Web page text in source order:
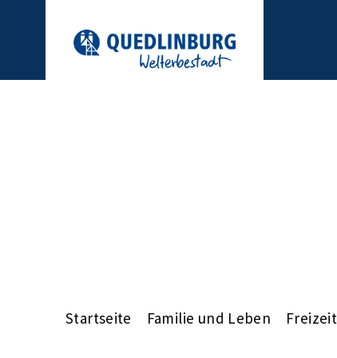
Startseite Familie und Leben Freizeit